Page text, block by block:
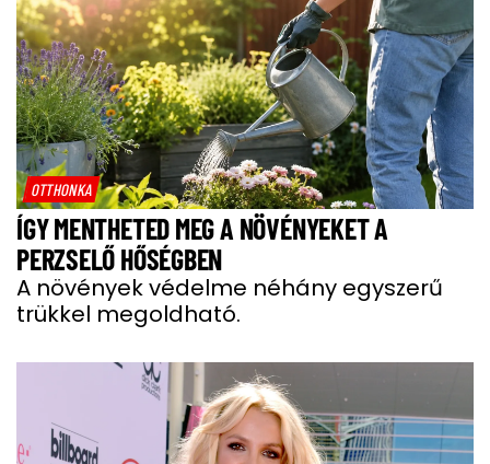
OTTHONKA
ÍGY MENTHETED MEG A NÖVÉNYEKET A
PERZSELŐ HŐSÉGBEN
A növények védelme néhány egyszerű
trükkel megoldható.